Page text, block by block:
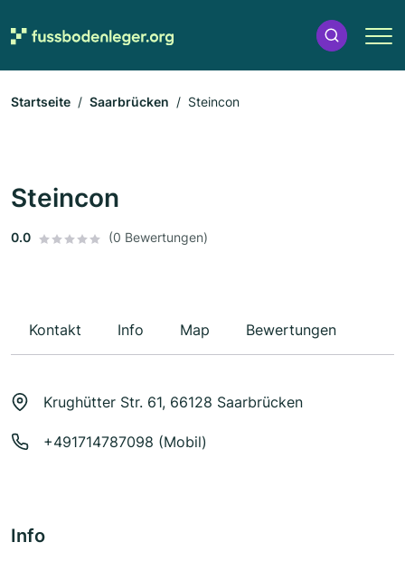
Startseite Saarbrücken Steincon
Steincon
0.0 (0 Bewertungen)
Kontakt Info Map Bewertungen
Krughütter Str. 61, 66128 Saarbrücken
+491714787098 (Mobil)
Info